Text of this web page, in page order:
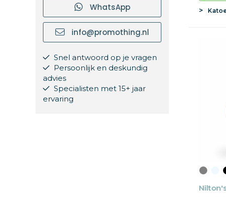
WhatsApp
info@promothing.nl
Snel antwoord op je vragen
Persoonlijk en deskundig
advies
Specialisten met 15+ jaar
ervaring